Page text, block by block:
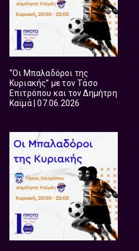
“Οι Μπαλαδόροι της
Κυριακής” με τον Τάσο
Επιτρόπου και τον Δημήτρη
Καϊμά | 07.06.2026